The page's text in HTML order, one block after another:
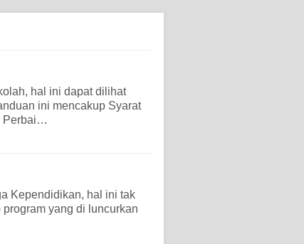
hal ini dapat dilihat
ini mencakup Syarat
Perbai…
Kependidikan, hal ini tak
yang di luncurkan